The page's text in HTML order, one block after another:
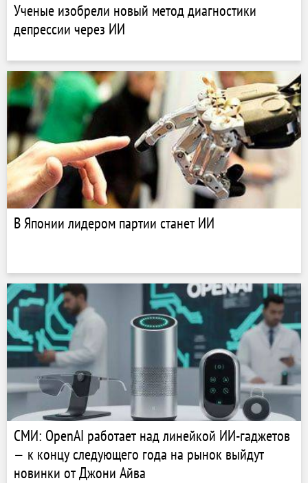
Ученые изобрели новый метод диагностики
депрессии через ИИ
В Японии лидером партии станет ИИ
СМИ: OpenAI работает над линейкой ИИ-гаджетов
— к концу следующего года на рынок выйдут
новинки от Джони Айва